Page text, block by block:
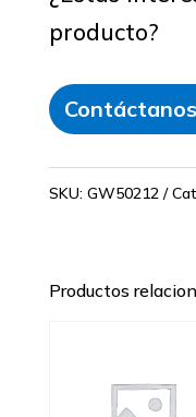
producto?
Contáctanos
SKU: GW50212
Productos